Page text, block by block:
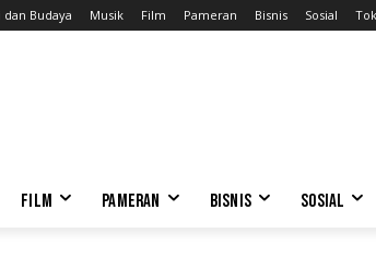
dan Budaya Musik Film Pameran Bisnis Sosial
FILM PAMERAN BISNIS SOSIAL